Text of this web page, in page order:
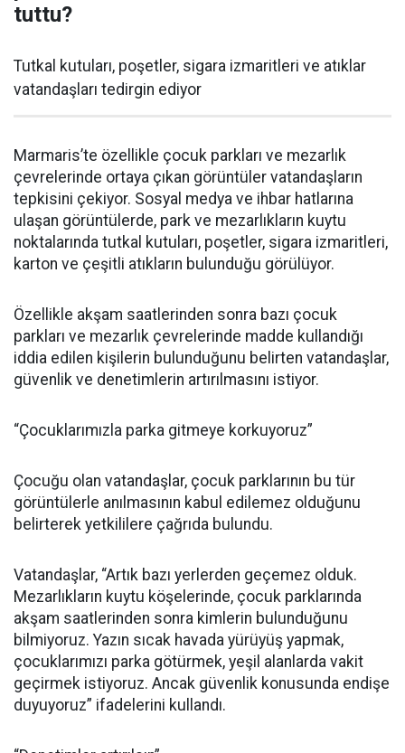
tuttu?
Tutkal kutuları, poşetler, sigara izmaritleri ve atıklar
vatandaşları tedirgin ediyor
Marmaris’te özellikle çocuk parkları ve mezarlık
çevrelerinde ortaya çıkan görüntüler vatandaşların
tepkisini çekiyor. Sosyal medya ve ihbar hatlarına
ulaşan görüntülerde, park ve mezarlıkların kuytu
noktalarında tutkal kutuları, poşetler, sigara izmaritleri,
karton ve çeşitli atıkların bulunduğu görülüyor.
Özellikle akşam saatlerinden sonra bazı çocuk
parkları ve mezarlık çevrelerinde madde kullandığı
iddia edilen kişilerin bulunduğunu belirten vatandaşlar,
güvenlik ve denetimlerin artırılmasını istiyor.
“Çocuklarımızla parka gitmeye korkuyoruz”
Çocuğu olan vatandaşlar, çocuk parklarının bu tür
görüntülerle anılmasının kabul edilemez olduğunu
belirterek yetkililere çağrıda bulundu.
Vatandaşlar, “Artık bazı yerlerden geçemez olduk.
Mezarlıkların kuytu köşelerinde, çocuk parklarında
akşam saatlerinden sonra kimlerin bulunduğunu
bilmiyoruz. Yazın sıcak havada yürüyüş yapmak,
çocuklarımızı parka götürmek, yeşil alanlarda vakit
geçirmek istiyoruz. Ancak güvenlik konusunda endişe
duyuyoruz” ifadelerini kullandı.